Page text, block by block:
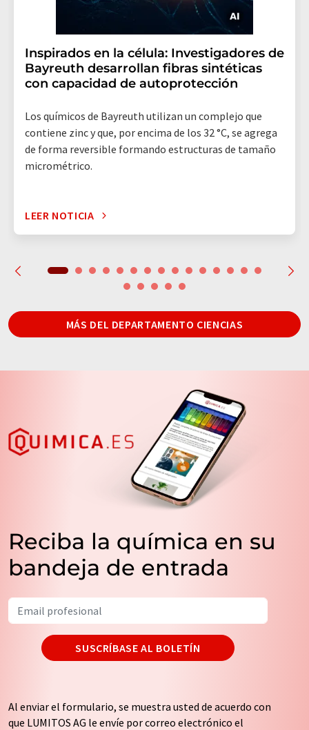
Inspirados en la célula: Investigadores de
Bayreuth desarrollan fibras sintéticas
con capacidad de autoprotección
Los químicos de Bayreuth utilizan un complejo que
contiene zinc y que, por encima de los 32 °C, se agrega
de forma reversible formando estructuras de tamaño
micrométrico.
LEER NOTICIA
MÁS DEL DEPARTAMENTO CIENCIAS
Reciba la química en su
bandeja de entrada
SUSCRÍBASE AL BOLETÍN
Al enviar el formulario, se muestra usted de acuerdo con
que LUMITOS AG le envíe por correo electrónico el